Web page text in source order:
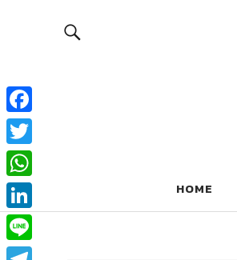
HOME
Facebook
Twitter
WhatsApp
LinkedIn
Line